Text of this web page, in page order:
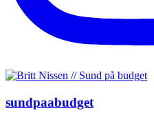
sundpaabudget